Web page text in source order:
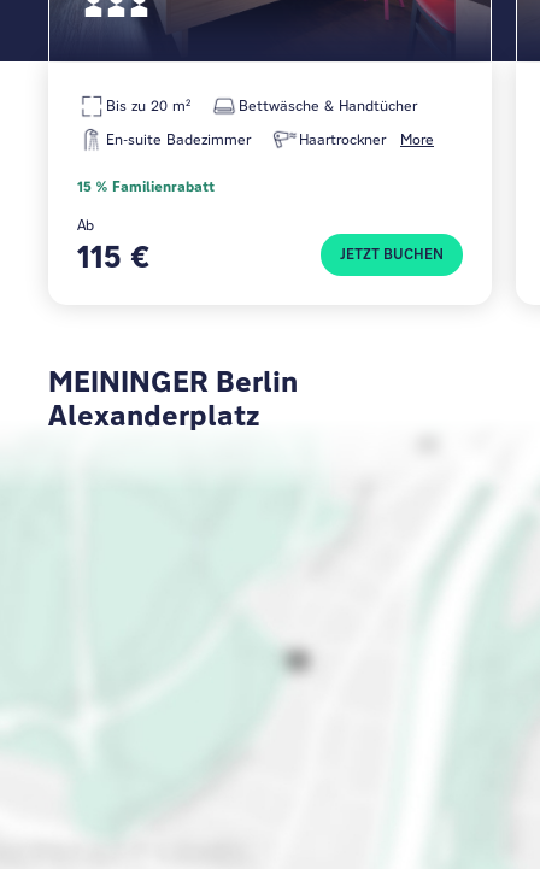
More
Bis zu 20 m²
Bettwäsche & Handtücher
En-suite Badezimmer
Haartrockner
15 % Familienrabatt
Ab
115 € JETZT BUCHEN
MEININGER Berlin
Alexanderplatz